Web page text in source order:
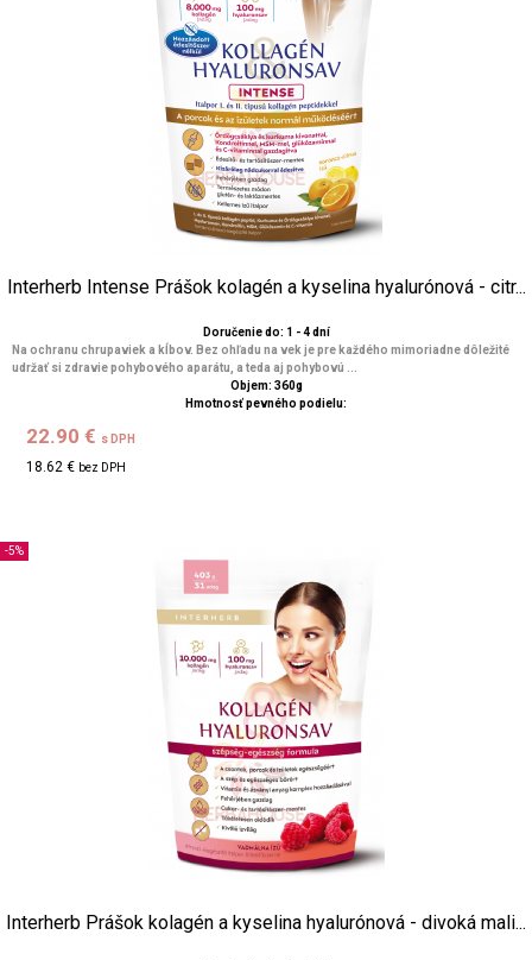
Interherb Intense Prášok kolagén a kyselina hyalurónová - citr...
Doručenie do: 1 - 4 dní
Na ochranu chrupaviek a kĺbov. Bez ohľadu na vek je pre každého mimoriadne dôležité
udržať si zdravie pohybového aparátu, a teda aj pohybovú ...
Objem: 360g
Hmotnosť pevného podielu:
22.90 € s DPH
18.62 € bez DPH
-5%
Interherb Prášok kolagén a kyselina hyalurónová - divoká mali...